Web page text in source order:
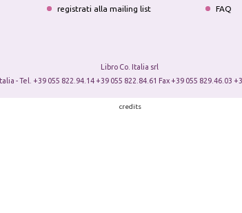
registrati alla mailing list
FAQ
Libro Co. Italia srl
- Tel. +39 055 822.94.14 +39 055 822.84.61 Fax +39 055 829.46.03
credits